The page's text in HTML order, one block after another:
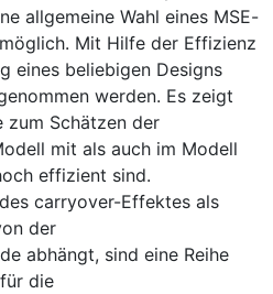
allgemeine Wahl eines MSE-
Mit Hilfe der Effizienz
eines beliebigen Designs
werden. Es zeigt
zum Schätzen der
mit als auch im Modell
effizient sind.
carryover-Effektes als
der
abhängt, sind eine Reihe
die